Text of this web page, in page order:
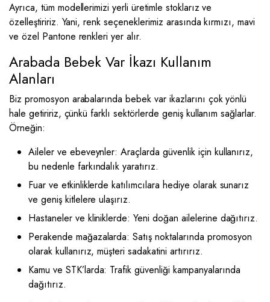
Ayrıca, tüm modellerimizi yerli üretimle stoklarız ve
özelleştiririz. Yani, renk seçeneklerimiz arasında kırmızı, mavi
ve özel Pantone renkleri yer alır.
Arabada Bebek Var İkazı Kullanım
Alanları
Biz promosyon arabalarında bebek var ikazlarını çok yönlü
hale getiririz, çünkü farklı sektörlerde geniş kullanım sağlarlar.
Örneğin:
Aileler ve ebeveynler: Araçlarda güvenlik için kullanırız,
bu nedenle farkındalık yaratırız.
Fuar ve etkinliklerde katılımcılara hediye olarak sunarız
ve geniş kitlelere ulaşırız.
Hastaneler ve kliniklerde: Yeni doğan ailelerine dağıtırız.
Perakende mağazalarda: Satış noktalarında promosyon
olarak kullanırız, müşteri sadakatini artırırız.
Kamu ve STK’larda: Trafik güvenliği kampanyalarında
dağıtırız.